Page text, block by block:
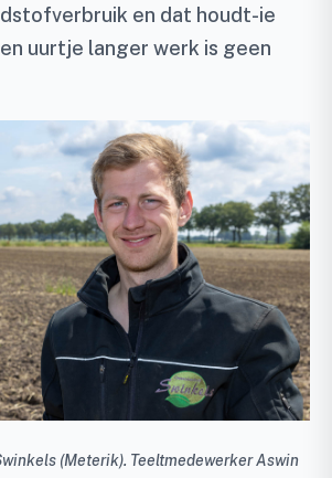
en dat houdt-ie
uurtje langer werk is geen
(Meterik). Teeltmedewerker Aswin